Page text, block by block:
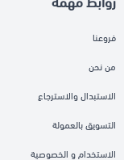
فروعنا
من نحن
الاستبدال والاسترجاع
التسويق بالعمولة
الاستخدام و الخصوصية